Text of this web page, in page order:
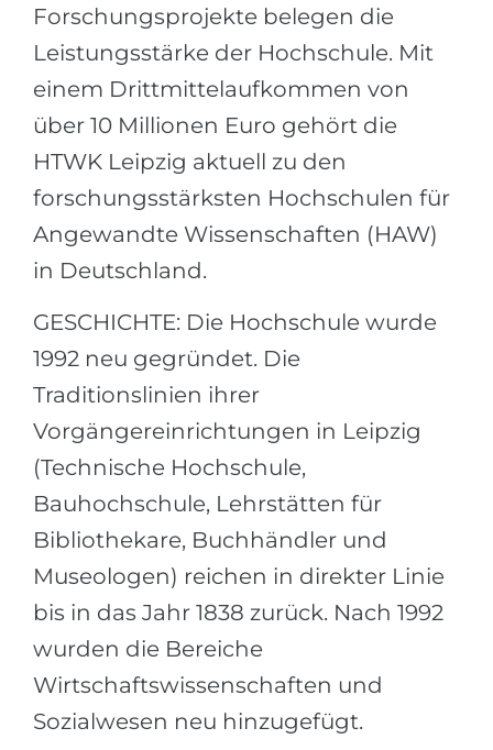
Forschungsprojekte belegen die
Leistungsstärke der Hochschule. Mit
einem Drittmittelaufkommen von
über 10 Millionen Euro gehört die
HTWK Leipzig aktuell zu den
forschungsstärksten Hochschulen für
Angewandte Wissenschaften (HAW)
in Deutschland.
GESCHICHTE: Die Hochschule wurde
1992 neu gegründet. Die
Traditionslinien ihrer
Vorgängereinrichtungen in Leipzig
(Technische Hochschule,
Bauhochschule, Lehrstätten für
Bibliothekare, Buchhändler und
Museologen) reichen in direkter Linie
bis in das Jahr 1838 zurück. Nach 1992
wurden die Bereiche
Wirtschaftswissenschaften und
Sozialwesen neu hinzugefügt.